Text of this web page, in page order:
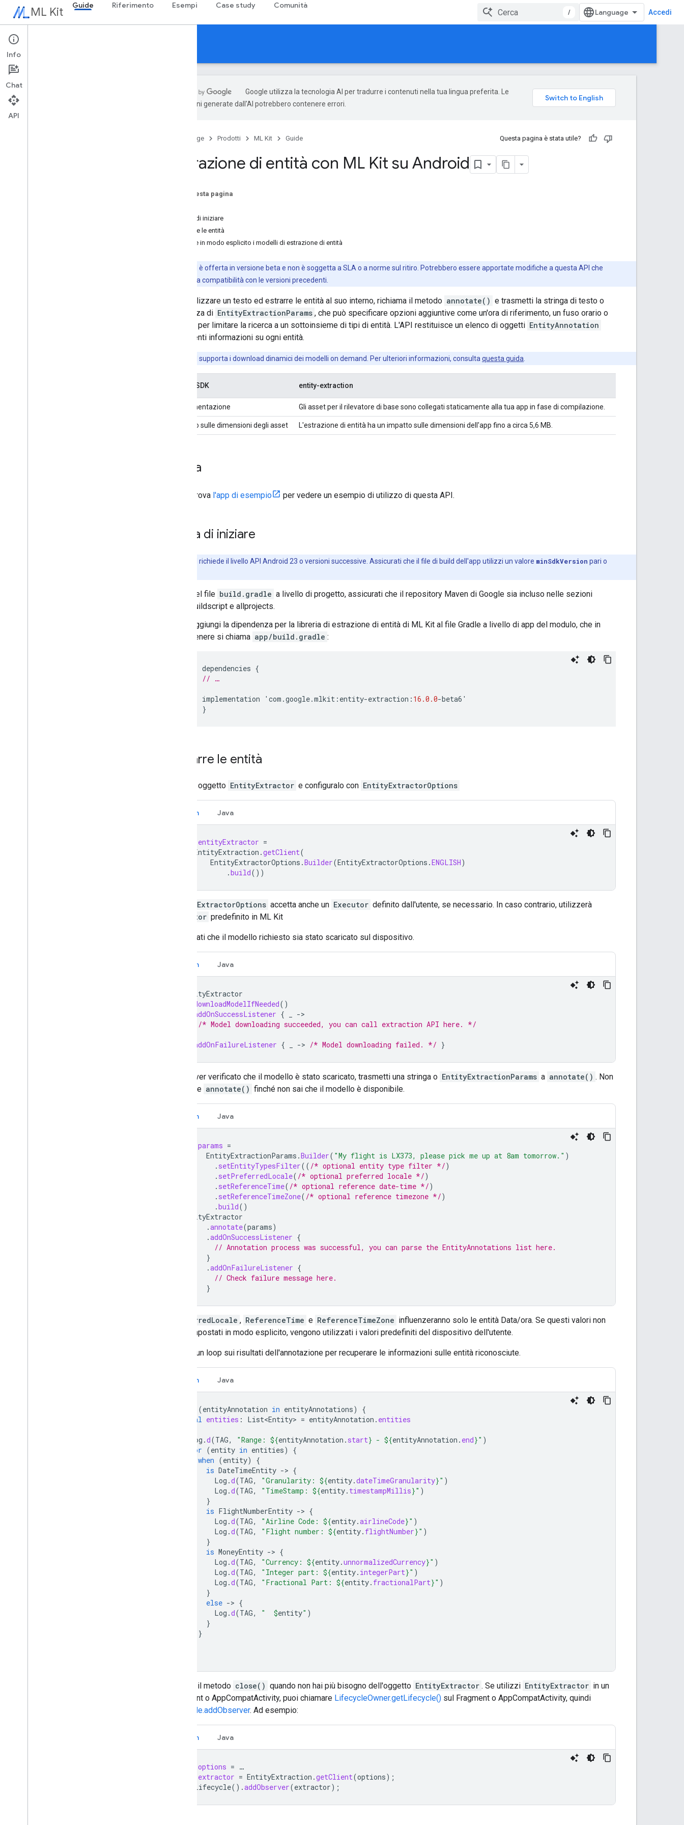
ML Kit Guide Riferimento Esempi Case study Comunità
/ Accedi
Guide
Panoramica
Google utilizza la tecnologia AI per tradurre i contenuti nella tua lingua preferita. Le
traduzioni generate dall'AI potrebbero contenere errori.
Home page Prodotti ML Kit Guide Questa pagina è stata utile?
Estrazione di entità con ML Kit su Android
Su questa pagina
Prima di iniziare
Estrarre le entità
Gestire in modo esplicito i modelli di estrazione di entità
Questa API è offerta in versione beta e non è soggetta a SLA o a norme sul ritiro. Potrebbero essere apportate modifiche a questa API che
interrompono la compatibilità con le versioni precedenti.
Per analizzare un testo ed estrarre le entità al suo interno, richiama il metodo annotate() e trasmetti la stringa di testo o
un'istanza di EntityExtractionParams , che può specificare opzioni aggiuntive come un'ora di riferimento, un fuso orario o
un filtro per limitare la ricerca a un sottoinsieme di tipi di entità. L'API restituisce un elenco di oggetti EntityAnnotation
contenenti informazioni su ogni entità.
Questa API supporta i download dinamici dei modelli on demand. Per ulteriori informazioni, consulta questa guida
Nome SDK entity-extraction
Implementazione Gli asset per il rilevatore di base sono collegati staticamente alla tua app in fase di compilazione.
Impatto sulle dimensioni degli asset L'estrazione di entità ha un impatto sulle dimensioni dell'app fino a circa 5,6 MB.
Prova
Prova l'app di esempio per vedere un esempio di utilizzo di questa API.
Prima di iniziare
Questa API richiede il livello API Android 23 o versioni successive. Assicurati che il file di build dell'app utilizzi un valore minSdkVersion pari o
Nel file build.gradle a livello di progetto, assicurati che il repository Maven di Google sia incluso nelle sezioni
buildscript e allprojects.
Aggiungi la dipendenza per la libreria di estrazione di entità di ML Kit al file Gradle a livello di app del modulo, che in
genere si chiama app/build.gradle :
dependencies {
// …
implementation ' com .google.mlkit : entity-extraction : 16.0.0-beta6 '
}
Estrarre le entità
Crea un oggetto EntityExtractor e configuralo con EntityExtractorOptions
Kotlin Java
entityExtractor =
EntityExtraction .getClient(
EntityExtractorOptions .Builder(EntityExtractorOptions .ENGLISH)
.build())
EntityExtractorOptions accetta anche un Executor definito dall'utente, se necessario. In caso contrario, utilizzerà
Executor predefinito in ML Kit
Assicurati che il modello richiesto sia stato scaricato sul dispositivo.
Kotlin Java
entityExtractor
downloadModelIfNeeded()
addOnSuccessListener {
->
/* Model downloading succeeded, you can call extraction API here. */
addOnFailureListener { -> /* Model downloading failed. */ }
Dopo aver verificato che il modello è stato scaricato, trasmetti una stringa o EntityExtractionParams a annotate() . Non
chiamare annotate() finché non sai che il modello è disponibile.
Kotlin Java
params =
EntityExtractionParams .Builder( "My flight is LX373, please pick me up at 8am tomorrow." )
. setEntityTypesFilter(( /* optional entity type filter */)
. setPreferredLocale( /* optional preferred locale */)
. setReferenceTime( /* optional reference date-time */)
. setReferenceTimeZone( /* optional reference timezone */)
.build()
entityExtractor
.annotate(params)
.addOnSuccessListener {
// Annotation process was successful, you can parse the EntityAnnotations list here.
}
.addOnFailureListener {
// Check failure message here.
}
PreferredLocale , ReferenceTime e ReferenceTimeZone influenzeranno solo le entità Data/ora. Se questi valori non
sono impostati in modo esplicito, vengono utilizzati i valori predefiniti del dispositivo dell'utente.
Esegui un loop sui risultati dell'annotazione per recuperare le informazioni sulle entità riconosciute.
Kotlin Java
(entityAnnotation in entityAnnotations)
{
val entities : List<Entity> = entityAnnotation . entities
Log .d(TAG, "Range: ${entityAnnotation . start} - ${entityAnnotation . end}" )
for (entity in entities)
{
when (entity)
{
is DateTimeEntity -> {
Log .d(TAG, "Granularity: ${entity.dateTimeGranularity}" )
Log .d(TAG, "TimeStamp: ${entity. timestampMillis}" )
}
is FlightNumberEntity -> {
Log .d(TAG, "Airline Code: ${entity.airlineCode}" )
Log .d(TAG, "Flight number: ${entity. flightNumber}" )
}
is MoneyEntity -> {
Log .d(TAG, "Currency: ${entity.unnormalizedCurrency}" )
Log .d(TAG, "Integer part: ${entity. integerPart}" )
Log .d(TAG, "Fractional Part: ${entity. fractionalPart}" )
}
else -> {
Log .d(TAG, " $entity" )
}
}
Chiama il metodo close() quando non hai più bisogno dell'oggetto EntityExtractor . Se utilizzi EntityExtractor in un
Fragment o AppCompatActivity, puoi chiamare LifecycleOwner.getLifecycle() sul Fragment o AppCompatActivity, quindi
Lifecycle.addObserver. Ad esempio:
Kotlin Java
options = …
extractor = EntityExtraction .getClient(options);
getLifecycle().addObserver(extractor);
Info
Chat
API